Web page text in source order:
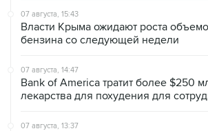
07 августа, 15:43
Власти Крыма ожидают роста
бензина со следующей недели
07 августа, 14:47
Bank of America тратит более $250
лекарства для похудения для
07 августа, 13:37